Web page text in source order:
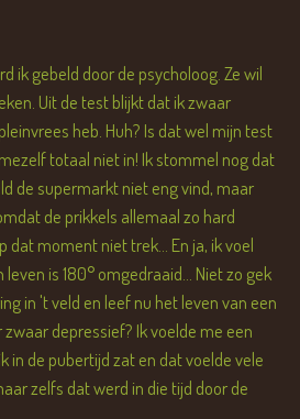
ik gebeld door de psycholoog. Ze wil
Uit de test blijkt dat ik zwaar
heb. Huh? Is dat wel mijn test
totaal niet in! Ik stommel nog dat
de supermarkt niet eng vind, maar
de prikkels allemaal zo hard
dat moment niet trek... En ja, ik voel
is 180° omgedraaid... Niet zo gek
in 't veld en leef nu het leven van een
depressief? Ik voelde me een
in de pubertijd zat en dat voelde vele
zelfs dat werd in die tijd door de